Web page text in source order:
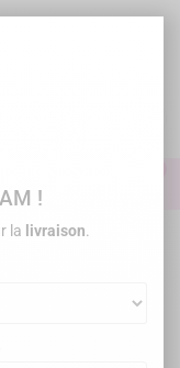
verre
!
la livraison.